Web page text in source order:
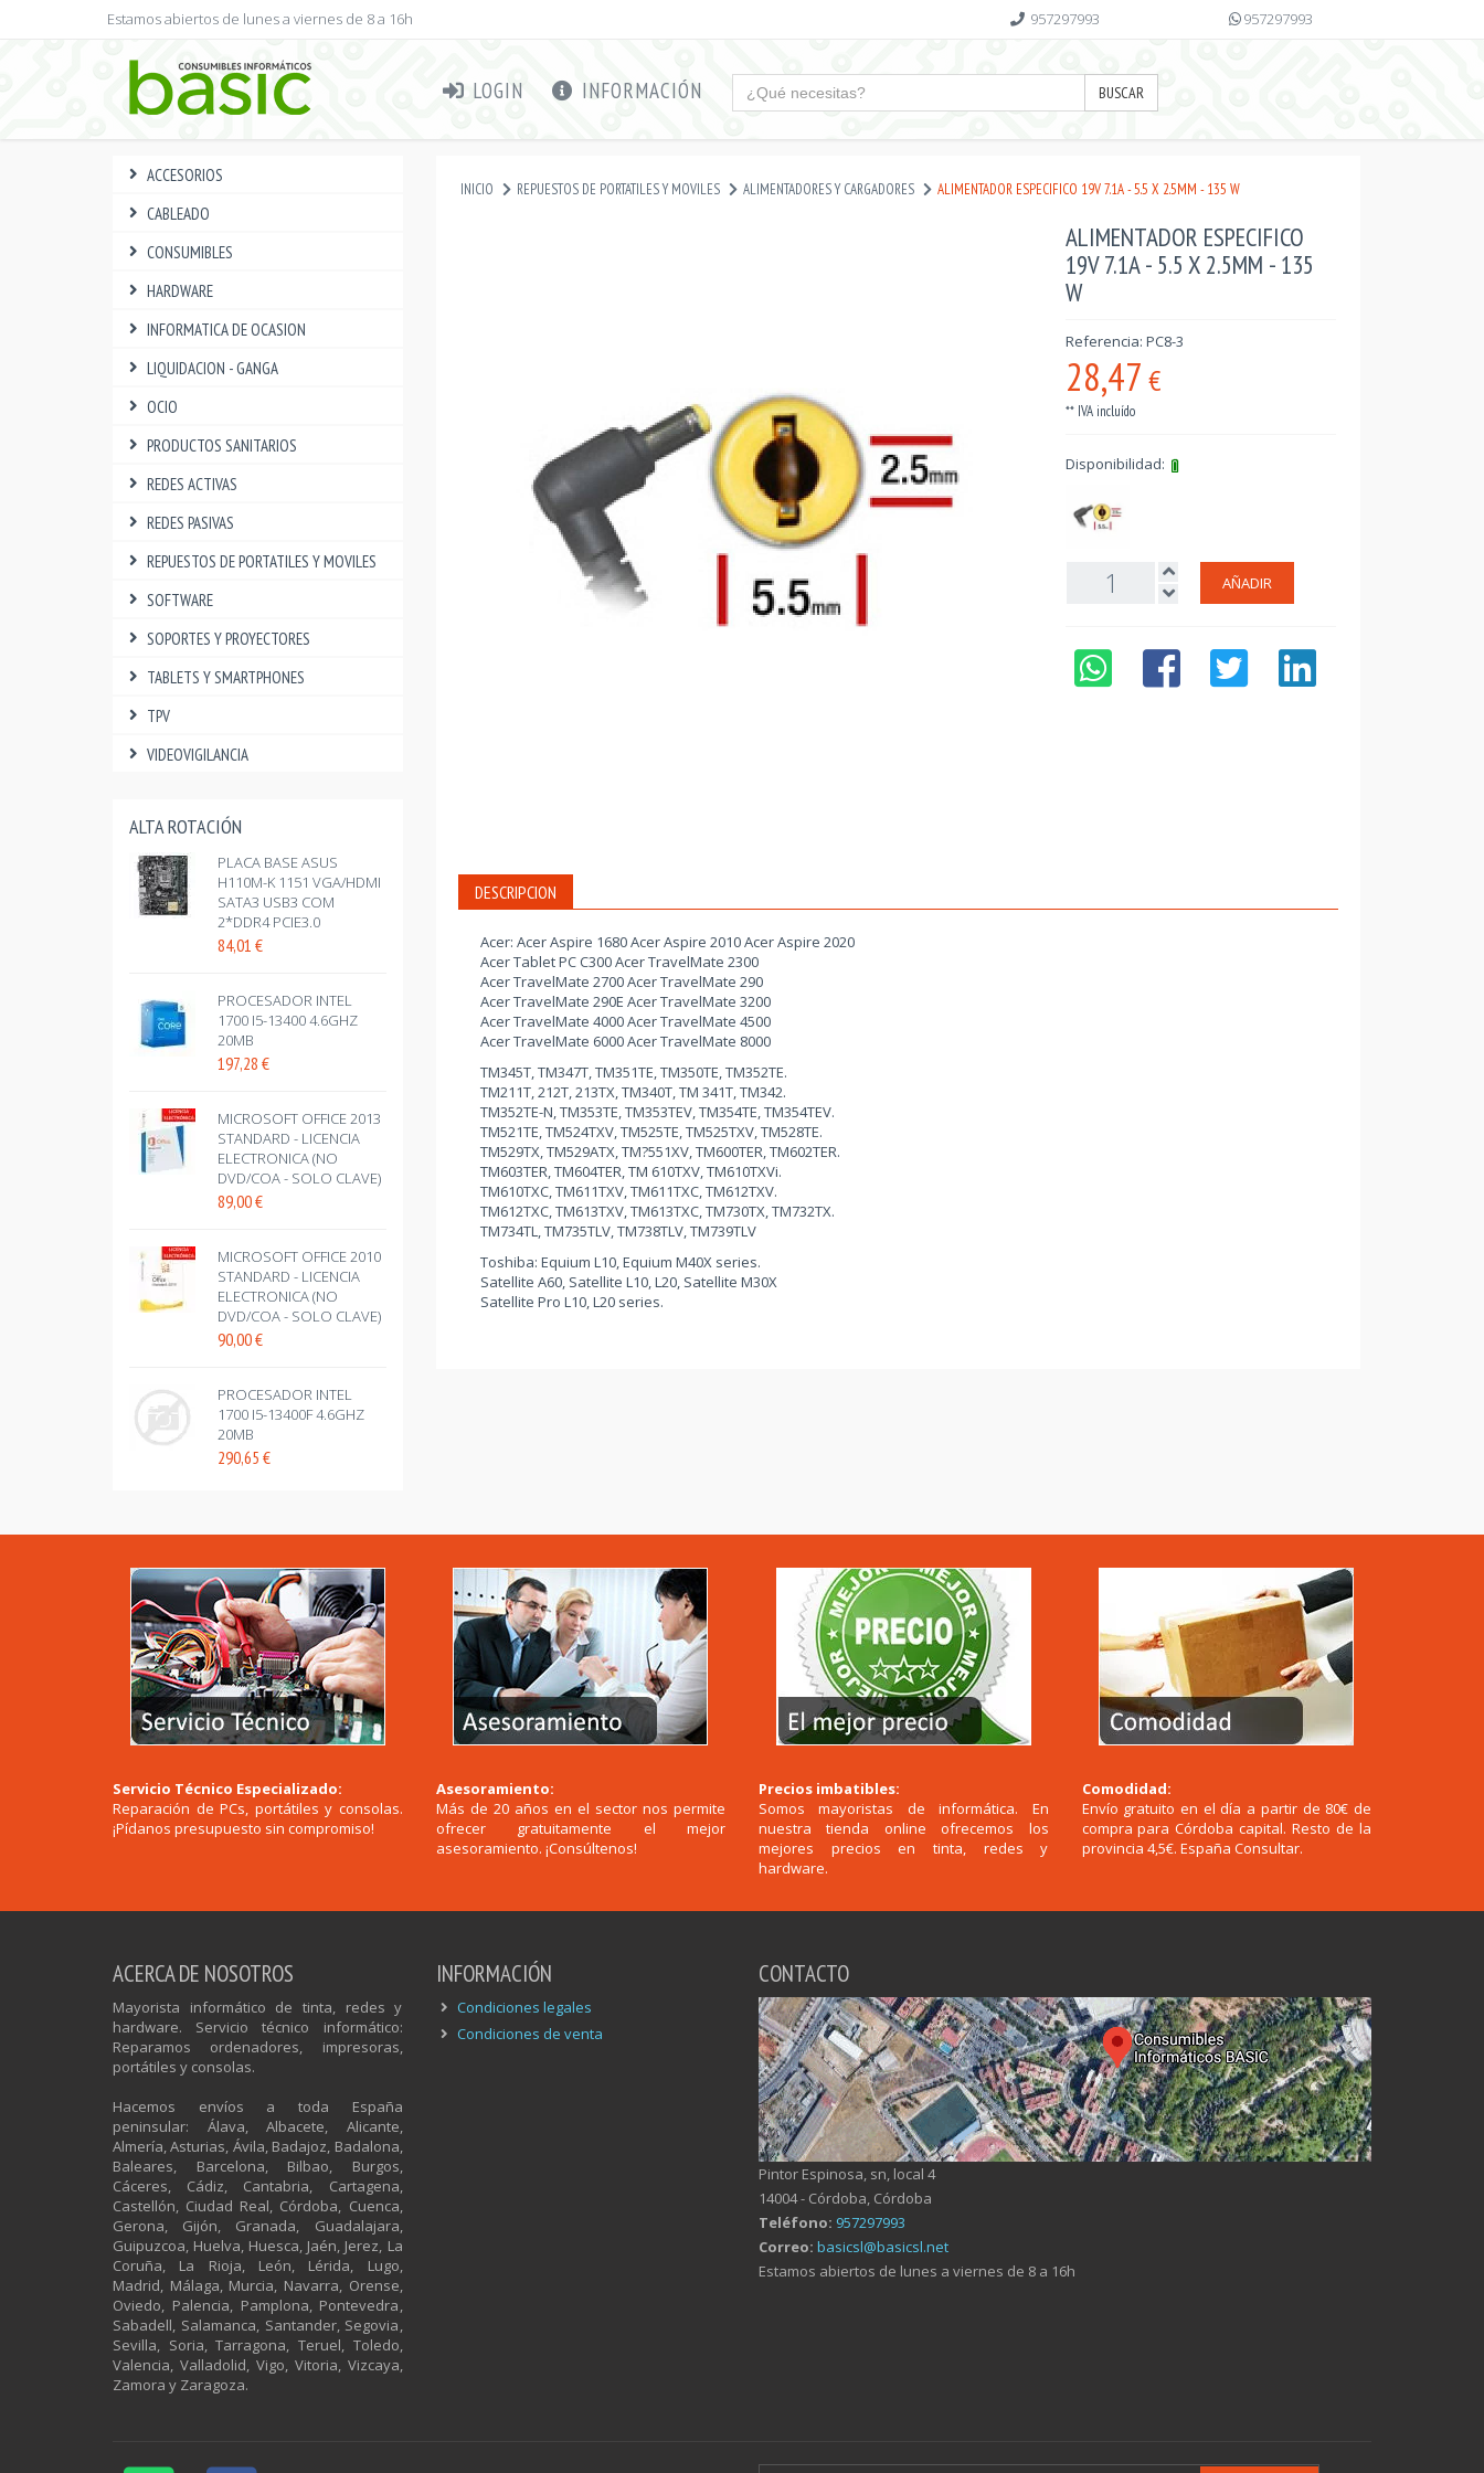
Estamos abiertos de lunes a viernes de 8 a 16h 957297993 957297993
LOGIN INFORMACIÓN BUSCAR
ACCESORIOS
CABLEADO
CONSUMIBLES
HARDWARE
INFORMATICA DE OCASION
LIQUIDACION - GANGA
OCIO
PRODUCTOS SANITARIOS
REDES ACTIVAS
REDES PASIVAS
REPUESTOS DE PORTATILES Y MOVILES
SOFTWARE
SOPORTES Y PROYECTORES
TABLETS Y SMARTPHONES
TPV
VIDEOVIGILANCIA
ALTA ROTACIÓN
PLACA BASE ASUS
H110M-K 1151 VGA/HDMI
SATA3 USB3 COM
2*DDR4 PCIE3.0
84,01 €
PROCESADOR INTEL
1700 I5-13400 4.6GHZ
20MB
197,28 €
MICROSOFT OFFICE 2013
STANDARD - LICENCIA
ELECTRONICA (NO
DVD/COA - SOLO CLAVE)
89,00€
MICROSOFT OFFICE 2010
STANDARD - LICENCIA
ELECTRONICA (NO
DVD/COA - SOLO CLAVE)
90,00€
PROCESADOR INTEL
1700 I5-13400F 4.6GHZ
20MB
290,65 €
INICIO REPUESTOS DE PORTATILES Y MOVILES ALIMENTADORES Y CARGADORES ALIMENTADOR ESPECIFICO 19V 7.1A - 5.5 X 2.5MM - 135 W
ALIMENTADOR ESPECIFICO
19V 7.1A - 5.5 X 2.5MM - 135
W
Referencia: PC8-3
28,47 €
** IVA incluído
Disponibilidad:
AÑADIR
DESCRIPCION
Acer: Acer Aspire 1680 Acer Aspire 2010 Acer Aspire 2020
Acer Tablet PC C300 Acer TravelMate 2300
Acer TravelMate 2700 Acer TravelMate 290
Acer TravelMate 290E Acer TravelMate 3200
Acer TravelMate 4000 Acer TravelMate 4500
Acer TravelMate 6000 Acer TravelMate 8000
TM345T, TM347T, TM351TE, TM350TE, TM352TE.
TM211T, 212T, 213TX, TM340T, TM 341T, TM342.
TM352TE-N, TM353TE, TM353TEV, TM354TE, TM354TEV.
TM521TE, TM524TXV, TM525TE, TM525TXV, TM528TE.
TM529TX, TM529ATX, TM?551XV, TM600TER, TM602TER.
TM603TER, TM604TER, TM 610TXV, TM610TXVi.
TM610TXC, TM611TXV, TM611TXC, TM612TXV.
TM612TXC, TM613TXV, TM613TXC, TM730TX, TM732TX.
TM734TL, TM735TLV, TM738TLV, TM739TLV
Toshiba: Equium L10, Equium M40X series.
Satellite A60, Satellite L10, L20, Satellite M30X
Satellite Pro L10, L20 series.
Servicio Técnico Especializado:
Reparación de PCs, portátiles y consolas.
¡Pídanos presupuesto sin compromiso!
Asesoramiento:
Más de 20 años en el sector nos permite
ofrecer gratuitamente el mejor
asesoramiento. ¡Consúltenos!
Precios imbatibles:
Somos mayoristas de informática. En
nuestra tienda online ofrecemos los
mejores precios en tinta, redes y
hardware.
Comodidad:
Envío gratuito en el día a partir de 80€ de
compra para Córdoba capital. Resto de la
provincia 4,5€. España Consultar.
ACERCA DE NOSOTROS
Mayorista informático de tinta, redes y
hardware. Servicio técnico informático:
Reparamos ordenadores, impresoras,
portátiles y consolas.
Hacemos envíos a toda España
peninsular: Álava, Albacete, Alicante,
Almería, Asturias, Ávila, Badajoz, Badalona,
Baleares, Barcelona, Bilbao, Burgos,
Cáceres, Cádiz, Cantabria, Cartagena,
Castellón, Ciudad Real, Córdoba, Cuenca,
Gerona, Gijón, Granada, Guadalajara,
Guipuzcoa, Huelva, Huesca, Jaén, Jerez, La
Coruña, La Rioja, León, Lérida, Lugo,
Madrid, Málaga, Murcia, Navarra, Orense,
Oviedo, Palencia, Pamplona, Pontevedra,
Sabadell, Salamanca, Santander, Segovia,
Sevilla, Soria, Tarragona, Teruel, Toledo,
Valencia, Valladolid, Vigo, Vitoria, Vizcaya,
Zamora y Zaragoza.
INFORMACIÓN
Condiciones legales
Condiciones de venta
CONTACTO
Pintor Espinosa, sn, local 4
14004 - Córdoba, Córdoba
Teléfono: 957297993
Correo: basicsl@basicsl.net
Estamos abiertos de lunes a viernes de 8 a 16h